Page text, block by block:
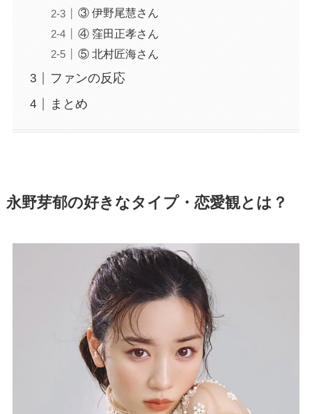
③ 伊野尾慧さん
④ 窪田正孝さん
⑤ 北村匠海さん
ファンの反応
まとめ
永野芽郁の好きなタイプ・恋愛観とは？